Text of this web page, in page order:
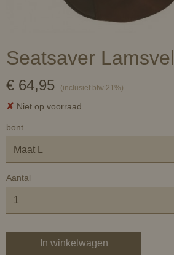
Seatsaver Lamsvel
€ 64,95 (inclusief btw 21%)
✘ Niet op voorraad
bont
Aantal
In winkelwagen